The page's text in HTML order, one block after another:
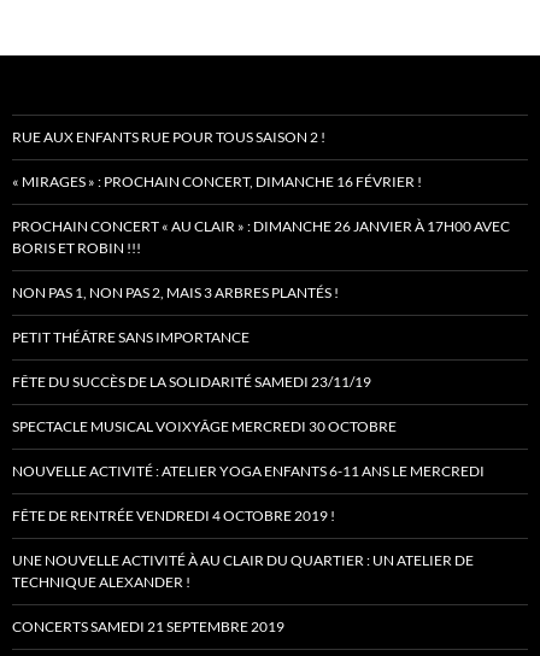
RUE AUX ENFANTS RUE POUR TOUS SAISON 2 !
« MIRAGES » : PROCHAIN CONCERT, DIMANCHE 16 FÉVRIER !
PROCHAIN CONCERT « AU CLAIR » : DIMANCHE 26 JANVIER À 17H00 AVEC
BORIS ET ROBIN !!!
NON PAS 1, NON PAS 2, MAIS 3 ARBRES PLANTÉS !
PETIT THÉÂTRE SANS IMPORTANCE
FÊTE DU SUCCÈS DE LA SOLIDARITÉ SAMEDI 23/11/19
SPECTACLE MUSICAL VOIXYÂGE MERCREDI 30 OCTOBRE
NOUVELLE ACTIVITÉ : ATELIER YOGA ENFANTS 6-11 ANS LE MERCREDI
FÊTE DE RENTRÉE VENDREDI 4 OCTOBRE 2019 !
UNE NOUVELLE ACTIVITÉ À AU CLAIR DU QUARTIER : UN ATELIER DE
TECHNIQUE ALEXANDER !
CONCERTS SAMEDI 21 SEPTEMBRE 2019